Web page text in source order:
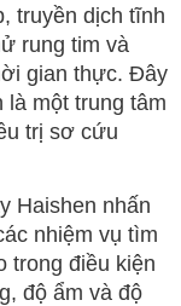
truyền dịch tĩnh
rung tim và
gian thực. Đây
là một trung tâm
trị sơ cứu
Haishen nhấn
nhiệm vụ tìm
trong điều kiện
độ ẩm và độ